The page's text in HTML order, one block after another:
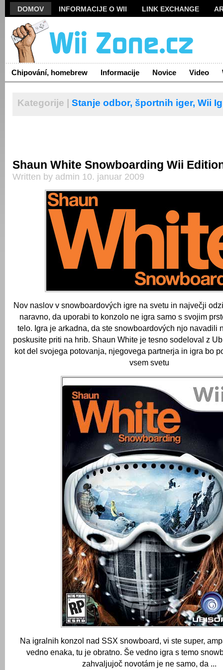
DOMOV INFORMACIJE O WII LINK EXCHANGE
Chipování, homebrew Informacije Novice Video
Kategorije | Stanje odbor, športnih iger, Wii
Shaun White Snowboarding Wii
Written by admin 10. januar 2009
Nov naslov v snowboardových igre na svetu in največji
naravno, da uporabi to konzolo ne igra samo s svojim
telo. Igra je arkadna, da ste snowboardových njo navadili
poskusite priti na hrib. Shaun White je tesno sodeloval z
kot del svojega potovanja, njegovega partnerja in igra bo
vsem svetu
Na igralnih konzol nad SSX snowboard, vi ste super,
vedno enaka, tu je obratno. Še vedno igra s temo
zahvaljujoč novotám je ne samo, da ...